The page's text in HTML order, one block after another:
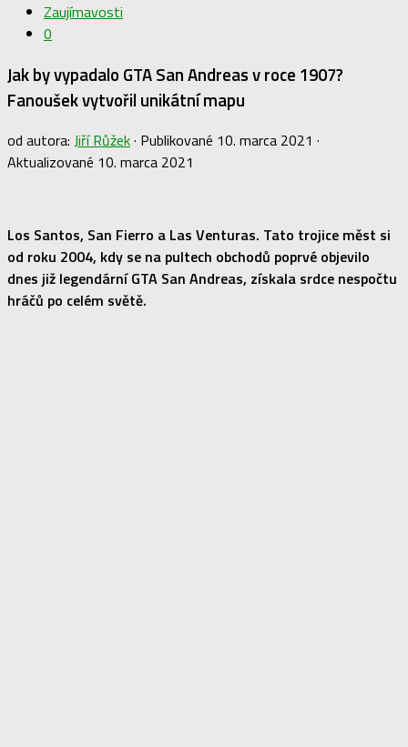
Zaujímavosti
0
Jak by vypadalo GTA San Andreas v roce 1907?
Fanoušek vytvořil unikátní mapu
od autora: Jiří Růžek· Publikované 10. marca 2021 ·
Aktualizované 10. marca 2021
Los Santos, San Fierro a Las Venturas. Tato trojice měst si
od roku 2004, kdy se na pultech obchodů poprvé objevilo
dnes již legendární GTA San Andreas, získala srdce nespočtu
hráčů po celém světě.